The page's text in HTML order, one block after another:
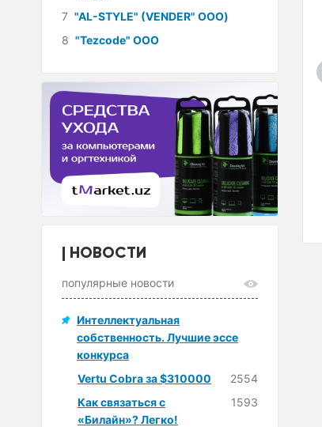
Игровой
контроллер-
триггер K03 для
смарт ...
Игровой
контроллер-
триггер Impulse
trigg ...
54 000 сум
7 "AL-STYLE" (VENDER" ООО)
8 "Tezcode" ООО
НОВОСТИ
популярные новости
Интеллектуальная
собственность. Лучшие эссе
конкурса
Vertu Cobra за $310000
2554
Как связаться с
«Билайн»? Легко!
1593